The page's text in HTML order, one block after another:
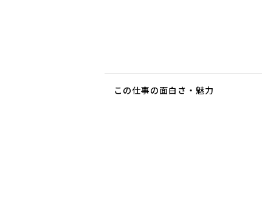
この仕事の面白さ・魅力